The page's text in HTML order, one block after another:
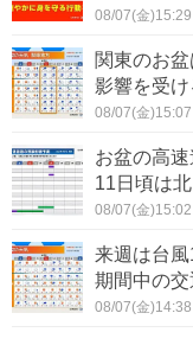
08/07(金)15:29
関東のお
影響を受
08/07(金)15:07
お盆の高
11日頃は
08/07(金)15:02
来週は台
期間中の
08/07(金)14:38